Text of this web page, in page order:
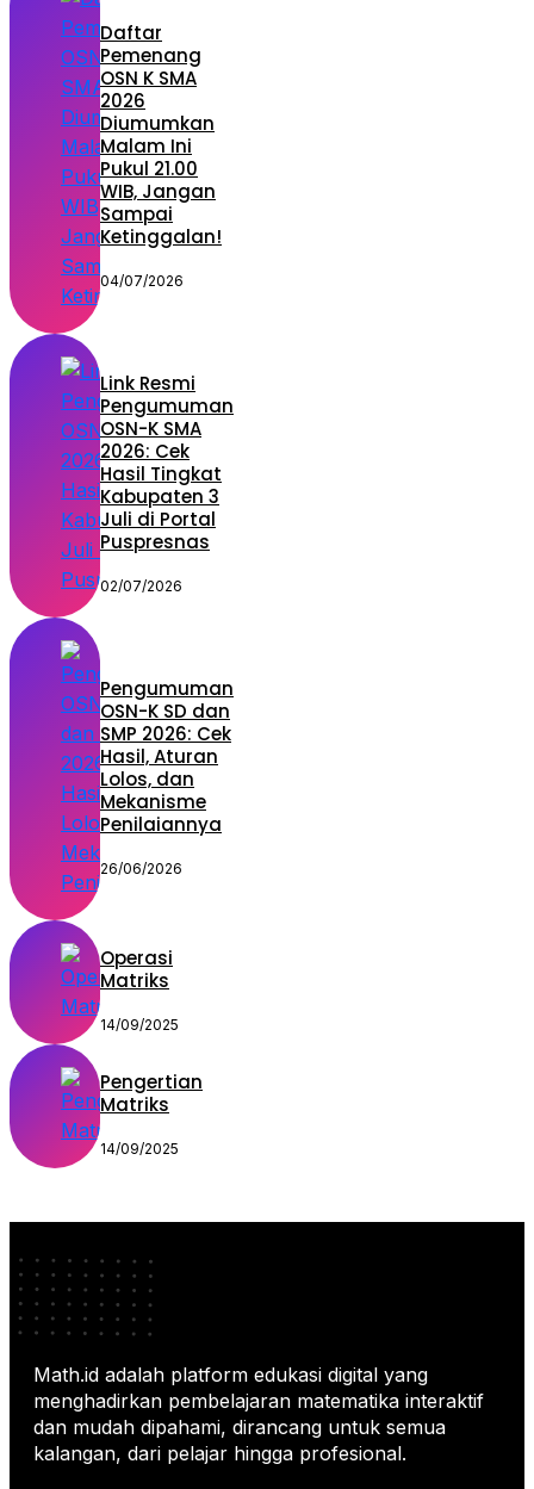
Daftar
Pemenang
OSN K SMA
2026
Diumumkan
Malam Ini
Pukul 21.00
WIB, Jangan
Sampai
Ketinggalan!
04/07/2026
Link Resmi
Pengumuman
OSN-K SMA
2026: Cek
Hasil Tingkat
Kabupaten 3
Juli di Portal
Puspresnas
02/07/2026
Pengumuman
OSN-K SD dan
SMP 2026: Cek
Hasil, Aturan
Lolos, dan
Mekanisme
Penilaiannya
26/06/2026
Operasi
Matriks
14/09/2025
Pengertian
Matriks
14/09/2025
Math.id adalah platform edukasi digital yang
menghadirkan pembelajaran matematika interaktif
dan mudah dipahami, dirancang untuk semua
kalangan, dari pelajar hingga profesional.